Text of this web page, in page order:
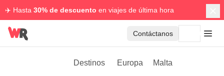
✈️ Hasta 30% de descuento en viajes de última hora
Contáctanos
Destinos Europa Malta